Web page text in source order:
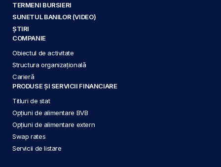
TERMENI BURSIERI
SUNETUL BANILOR (VIDEO)
ȘTIRI
COMPANIE
Obiectul de activitate
Structura organizațională
Carieră
PRODUSE ȘI SERVICII FINANCIARE
Titluri de stat
Opțiuni de alimentare BVB
Opțiuni de alimentare extern
Swap rates
Servicii de listare